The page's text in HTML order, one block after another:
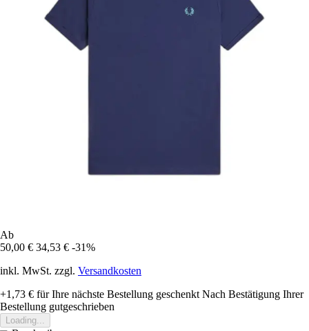
Ab
50,00 € 34,53 € -31%
inkl. MwSt. zzgl. Versandkosten
+1,73 € für Ihre nächste Bestellung geschenkt Nach Bestätigung Ihrer
Bestellung gutgeschrieben
Loading...